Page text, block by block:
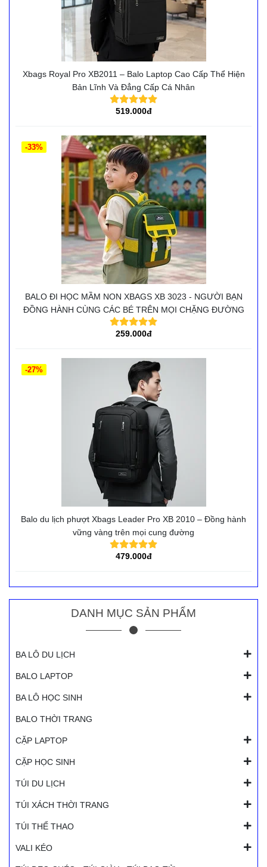
Xbags Royal Pro XB2011 – Balo Laptop Cao Cấp Thể Hiện
Bản Lĩnh Và Đẳng Cấp Cá Nhân
519.000đ
BALO ĐI HỌC MẦM NON XBAGS XB 3023 - NGƯỜI BẠN
ĐỒNG HÀNH CÙNG CÁC BÉ TRÊN MỌI CHẶNG ĐƯỜNG
259.000đ
-33%
Balo du lịch phượt Xbags Leader Pro XB 2010 – Đồng hành
vững vàng trên mọi cung đường
479.000đ
-27%
DANH MỤC SẢN PHẨM
BA LÔ DU LỊCH
BALO LAPTOP
BA LÔ HỌC SINH
BALO THỜI TRANG
CẶP LAPTOP
CẶP HỌC SINH
TÚI DU LỊCH
TÚI XÁCH THỜI TRANG
TÚI THỂ THAO
VALI KÉO